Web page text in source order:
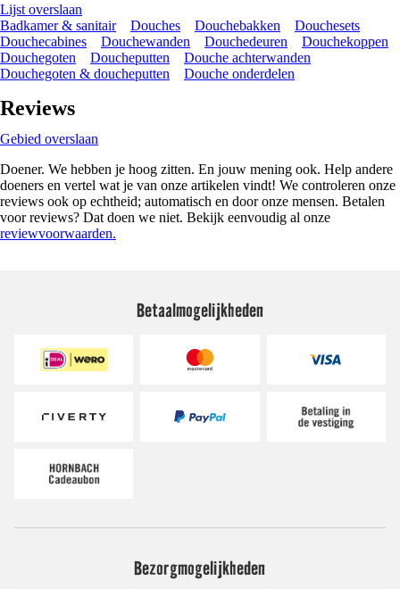
Lijst overslaan
Badkamer & sanitair
Douches Douchebakken
Douchesets
Douchecabines
Douchewanden Douchedeuren
Douchekoppen
Douchegoten
Doucheputten
Douche achterwanden
Douchegoten & doucheputten
Douche onderdelen
Reviews
Gebied overslaan
Doener. We hebben je hoog zitten. En jouw mening ook. Help andere
doeners en vertel wat je van onze artikelen vindt! We controleren onze
reviews ook op echtheid; automatisch en door onze mensen. Betalen
voor reviews? Dat doen we niet. Bekijk eenvoudig al onze
reviewvoorwaarden.
Betaalmogelijkheden
Bezorgmogelijkheden